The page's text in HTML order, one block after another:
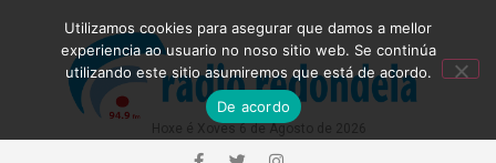
Utilizamos cookies para asegurar que damos a mellor
experiencia ao usuario no noso sitio web. Se continúa
utilizando este sitio asumiremos que está de acordo.
De acordo